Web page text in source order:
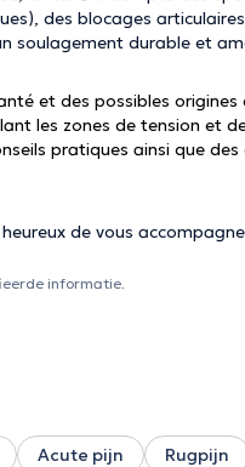
des blocages
soulagement durable et
et des possibles origines
les zones de tension et
pratiques ainsi que des
de vous
informatie.
Acute pijn
Rugpijn